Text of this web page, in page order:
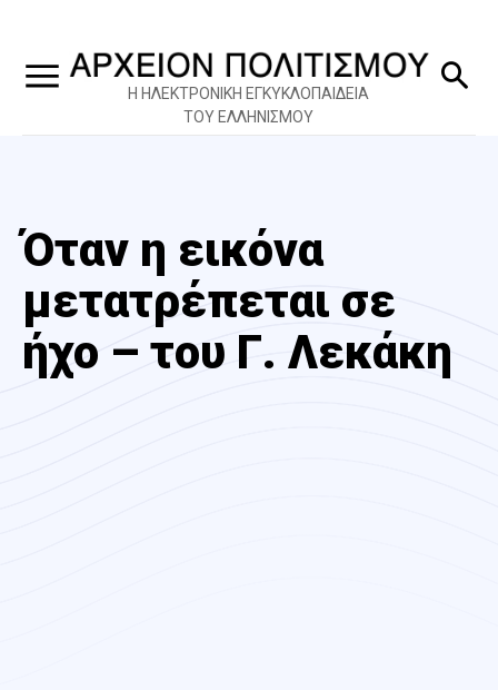
Η ΗΛΕΚΤΡΟΝΙΚΗ ΕΓΚΥΚΛΟΠΑΙΔΕΙΑ
ΤΟΥ ΕΛΛΗΝΙΣΜΟΥ
Όταν η εικόνα
μετατρέπεται σε
ήχο – του Γ. Λεκάκη